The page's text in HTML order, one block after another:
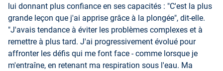
lui donnant plus confiance en ses capacités : "C'est la plus
grande leçon que j'ai apprise grâce à la plongée", dit-elle.
"J'avais tendance à éviter les problèmes complexes et à
remettre à plus tard. J'ai progressivement évolué pour
affronter les défis qui me font face - comme lorsque je
m'entraîne, en retenant ma respiration sous l'eau. Ma